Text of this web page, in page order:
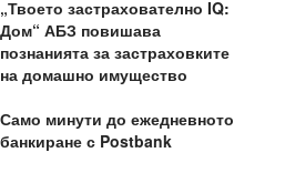
„Твоето застрахователно IQ:
Дом“ АБЗ повишава
познанията за застраховките
на домашно имущество
Само минути до ежедневното
банкиране с Postbank